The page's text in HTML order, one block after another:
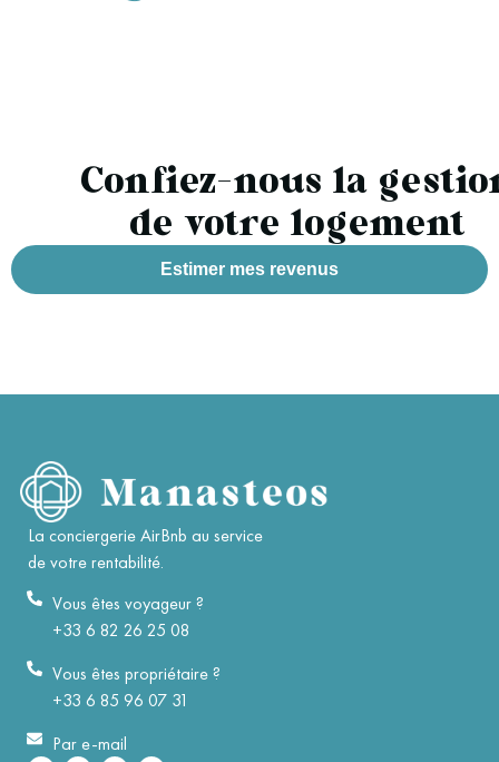
Confiez-nous la
de votre logement
Estimer mes revenus
La conciergerie AirBnb au service
de votre rentabilité.
Vous êtes voyageur ?
+33 6 82 26 25 08
Vous êtes propriétaire ?
+33 6 85 96 07 31
Par e-mail